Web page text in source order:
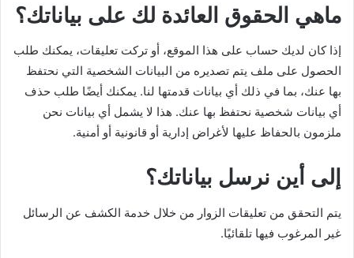
ماهي الحقوق العائدة لك على بياناتك؟
إذا كان لديك حساب على هذا الموقع، أو تركت تعليقات، يمكنك طلب
الحصول على ملف يتم تصديره من البيانات الشخصية التي نحتفظ
بها عنك، بما في ذلك أي بيانات قدمتها لنا. يمكنك أيضًا طلب حذف
أي بيانات شخصية نحتفظ بها عنك. هذا لا يشمل أي بيانات نحن
ملزمون بالحفاظ عليها لأغراض إدارية أو قانونية أو أمنية.
إلى أين نرسل بياناتك؟
يتم التحقق من تعليقات الزوار من خلال خدمة الكشف عن الرسائل
غير المرغوب فيها تلقائيًا.